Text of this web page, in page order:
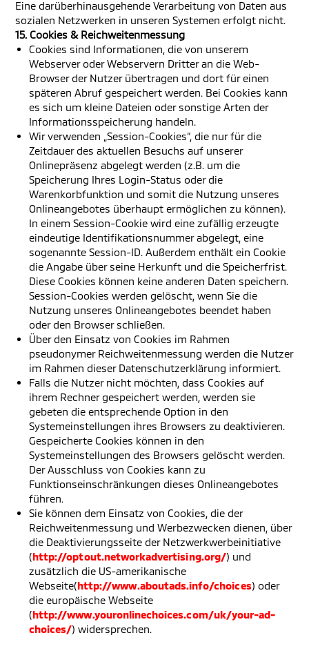
Eine darüberhinausgehende Verarbeitung von Daten aus
sozialen Netzwerken in unseren Systemen erfolgt nicht.
15. Cookies & Reichweitenmessung
Cookies sind Informationen, die von unserem
Webserver oder Webservern Dritter an die Web-
Browser der Nutzer übertragen und dort für einen
späteren Abruf gespeichert werden. Bei Cookies kann
es sich um kleine Dateien oder sonstige Arten der
Informationsspeicherung handeln.
Wir verwenden „Session-Cookies“, die nur für die
Zeitdauer des aktuellen Besuchs auf unserer
Onlinepräsenz abgelegt werden (z.B. um die
Speicherung Ihres Login-Status oder die
Warenkorbfunktion und somit die Nutzung unseres
Onlineangebotes überhaupt ermöglichen zu können).
In einem Session-Cookie wird eine zufällig erzeugte
eindeutige Identifikationsnummer abgelegt, eine
sogenannte Session-ID. Außerdem enthält ein Cookie
die Angabe über seine Herkunft und die Speicherfrist.
Diese Cookies können keine anderen Daten speichern.
Session-Cookies werden gelöscht, wenn Sie die
Nutzung unseres Onlineangebotes beendet haben
oder den Browser schließen.
Über den Einsatz von Cookies im Rahmen
pseudonymer Reichweitenmessung werden die Nutzer
im Rahmen dieser Datenschutzerklärung informiert.
Falls die Nutzer nicht möchten, dass Cookies auf
ihrem Rechner gespeichert werden, werden sie
gebeten die entsprechende Option in den
Systemeinstellungen ihres Browsers zu deaktivieren.
Gespeicherte Cookies können in den
Systemeinstellungen des Browsers gelöscht werden.
Der Ausschluss von Cookies kann zu
Funktionseinschränkungen dieses Onlineangebotes
führen.
Sie können dem Einsatz von Cookies, die der
Reichweitenmessung und Werbezwecken dienen, über
die Deaktivierungsseite der Netzwerkwerbeinitiative
(http://optout.networkadvertising.org/) und
zusätzlich die US-amerikanische
Webseite(http://www.aboutads.info/choices) oder
die europäische Webseite
(http://www.youronlinechoices.com/uk/your-ad-
choices/) widersprechen.